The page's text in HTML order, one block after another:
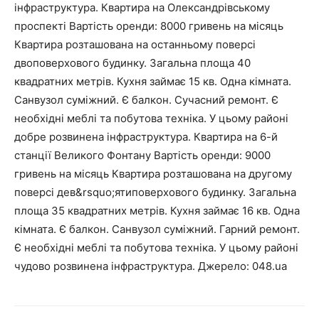
інфраструктура. Квартира на Олександрівському
проспекті Вартість оренди: 8000 гривень на місяць
Квартира розташована на останньому поверсі
двоповерхового будинку. Загальна площа 40
квадратних метрів. Кухня займає 15 кв. Одна кімната.
Санвузол суміжний. Є балкон. Сучасний ремонт. Є
необхідні меблі та побутова техніка. У цьому районі
добре розвинена інфраструктура. Квартира на 6-й
станції Великого Фонтану Вартість оренди: 9000
гривень на місяць Квартира розташована на другому
поверсі дев&rsquo;ятиповерхового будинку. Загальна
площа 35 квадратних метрів. Кухня займає 16 кв. Одна
кімната. Є балкон. Санвузол суміжний. Гарний ремонт.
Є необхідні меблі та побутова техніка. У цьому районі
чудово розвинена інфраструктура. Джерело: 048.ua